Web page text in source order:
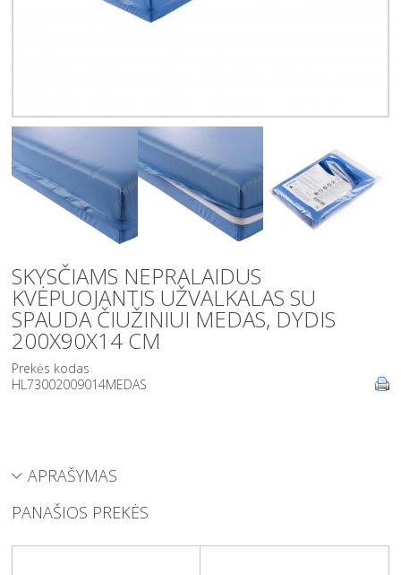
SKYSČIAMS NEPRALAIDUS
KVĖPUOJANTIS UŽVALKALAS SU
SPAUDA ČIUŽINIUI MEDAS, DYDIS
200X90X14 CM
Prekės kodas
HL73002009014MEDAS
APRAŠYMAS
PANAŠIOS PREKĖS